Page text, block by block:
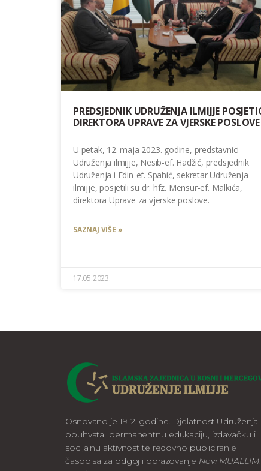
PREDSJEDNIK UDRUŽENJA ILMIJJE
DIREKTORA UPRAVE ZA VJERSKE POSLOVE
U petak, 12. maja 2023. godine, predstavnici
Udruženja ilmijje, Nesib-ef. Hadžić, predsjednik
Udruženja i Edin-ef. Spahić, sekretar Udruženja
ilmijje, posjetili su dr. hfz. Mensur-ef. Malkića,
direktora Uprave za vjerske poslove.
SAZNAJ VIŠE »
17.05.2023.
Osnovano je 1912. godine. Djelatnost Udruženja
obuhvata permanentnu edukaciju, izdavačku i
socijalnu aktivnost te redovno publiciranje
časopisa za odgoj i obrazovanje Novi MUALLIM.